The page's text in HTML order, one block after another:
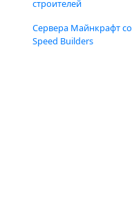
строителей
Сервера Майнкрафт со
Speed Builders